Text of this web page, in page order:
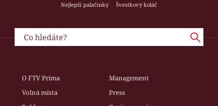
Nejlepší palačinky
Švestkový koláč
O FTV Prima
Management
Volná místa
Press